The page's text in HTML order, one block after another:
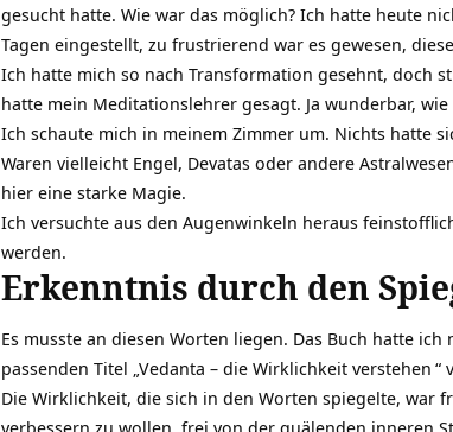
gesucht hatte. Wie war das möglich? Ich hatte heute
Tagen eingestellt, zu frustrierend war es gewesen,
Ich hatte mich so nach Transformation gesehnt, doch
hatte mein Meditationslehrer gesagt. Ja wunderbar,
Ich schaute mich in meinem Zimmer um. Nichts hatte
Waren vielleicht Engel, Devatas oder andere
hier eine starke Magie.
Ich versuchte aus den Augenwinkeln heraus
werden.
Erkenntnis durch den
Es musste an diesen Worten liegen. Das Buch hatte
passenden Titel „Vedanta – die Wirklichkeit verstehen “
Die Wirklichkeit, die sich in den Worten spiegelte, war